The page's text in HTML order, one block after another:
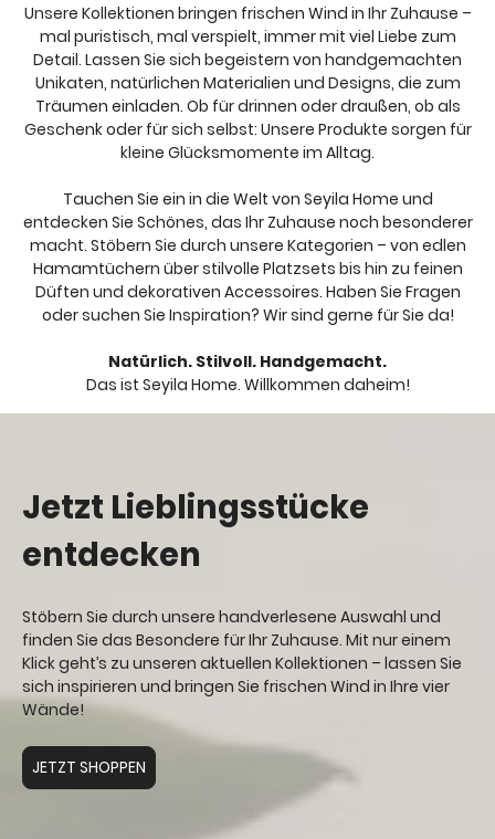
Unsere Kollektionen bringen frischen Wind in Ihr Zuhause –
mal puristisch, mal verspielt, immer mit viel Liebe zum
Detail. Lassen Sie sich begeistern von handgemachten
Unikaten, natürlichen Materialien und Designs, die zum
Träumen einladen. Ob für drinnen oder draußen, ob als
Geschenk oder für sich selbst: Unsere Produkte sorgen für
kleine Glücksmomente im Alltag.
Tauchen Sie ein in die Welt von Seyila Home und
entdecken Sie Schönes, das Ihr Zuhause noch besonderer
macht. Stöbern Sie durch unsere Kategorien – von edlen
Hamamtüchern über stilvolle Platzsets bis hin zu feinen
Düften und dekorativen Accessoires. Haben Sie Fragen
oder suchen Sie Inspiration? Wir sind gerne für Sie da!
Natürlich. Stilvoll. Handgemacht.
Das ist Seyila Home. Willkommen daheim!
Jetzt Lieblingsstücke
entdecken
Stöbern Sie durch unsere handverlesene Auswahl und
finden Sie das Besondere für Ihr Zuhause. Mit nur einem
Klick geht’s zu unseren aktuellen Kollektionen – lassen Sie
sich inspirieren und bringen Sie frischen Wind in Ihre vier
Wände!
JETZT SHOPPEN